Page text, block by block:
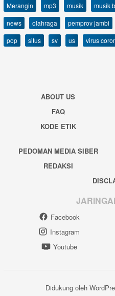
Merangin
mp3 musik musik
news
olahraga pemprov jambi
pop
situs sv us virus
ABOUT US
FAQ
KODE ETIK
PEDOMAN MEDIA SIBER
REDAKSI
Facebook
Instagram
Youtube
Didukung oleh